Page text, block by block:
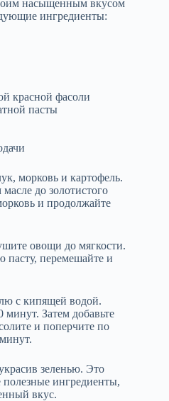
насыщенным вкусом
ингредиенты:
красной фасоли
пасты
морковь и картофель.
до золотистого
и продолжайте
овощи до мягкости.
пасту, перемешайте и
с кипящей водой.
минут. Затем добавьте
и поперчите по
зеленью. Это
полезные ингредиенты,
вкус.